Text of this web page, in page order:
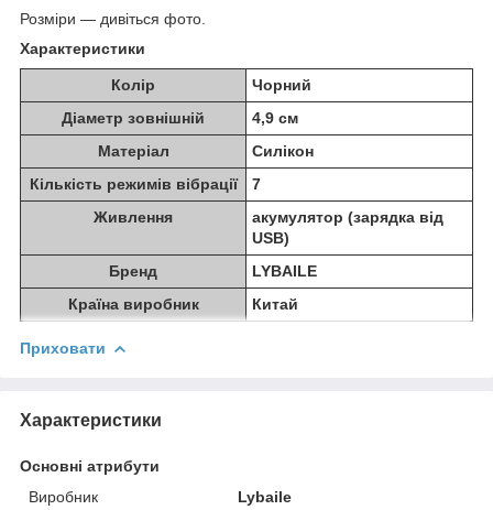
Розміри — дивіться фото.
Характеристики
Колір
Чорний
Діаметр зовнішній
4,9 см
Матеріал
Силікон
Кількість режимів вібрації
7
Живлення
акумулятор (зарядка від
USB)
Бренд
LYBAILE
Країна виробник
Китай
Приховати
Характеристики
Основні атрибути
Виробник
Lybaile